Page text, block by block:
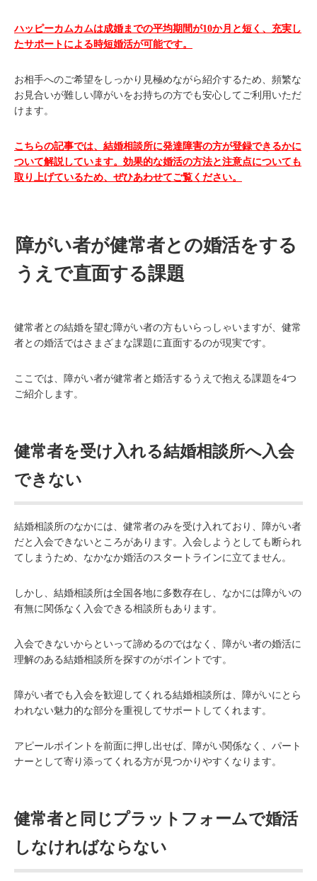
ハッピーカムカムは成婚までの平均期間が10か月と短く、充実し
たサポートによる時短婚活が可能です。
お相手へのご希望をしっかり見極めながら紹介するため、頻繁な
お見合いが難しい障がいをお持ちの方でも安心してご利用いただ
けます。
こちらの記事では、結婚相談所に発達障害の方が登録できるかに
ついて解説しています。効果的な婚活の方法と注意点についても
取り上げているため、ぜひあわせてご覧ください。
障がい者が健常者との婚活をする
うえで直面する課題
健常者との結婚を望む障がい者の方もいらっしゃいますが、健常
者との婚活ではさまざまな課題に直面するのが現実です。
ここでは、障がい者が健常者と婚活するうえで抱える課題を4つ
ご紹介します。
健常者を受け入れる結婚相談所へ入会
できない
結婚相談所のなかには、健常者のみを受け入れており、障がい者
だと入会できないところがあります。入会しようとしても断られ
てしまうため、なかなか婚活のスタートラインに立てません。
しかし、結婚相談所は全国各地に多数存在し、なかには障がいの
有無に関係なく入会できる相談所もあります。
入会できないからといって諦めるのではなく、障がい者の婚活に
理解のある結婚相談所を探すのがポイントです。
障がい者でも入会を歓迎してくれる結婚相談所は、障がいにとら
われない魅力的な部分を重視してサポートしてくれます。
アピールポイントを前面に押し出せば、障がい関係なく、パート
ナーとして寄り添ってくれる方が見つかりやすくなります。
健常者と同じプラットフォームで婚活
しなければならない